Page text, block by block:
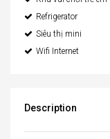
Refrigerator
Siêu thị mini
Wifi Internet
Description